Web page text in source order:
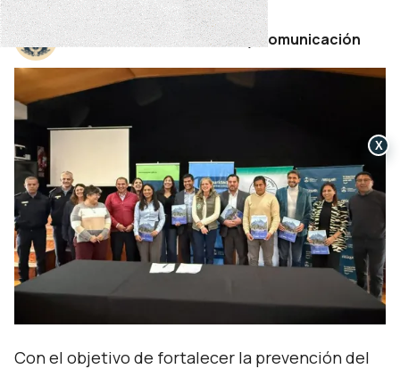
miércoles 03 de junio de 2026
Por Secretaría de Prensa y Comunicación
Con el objetivo de fortalecer la prevención del
X